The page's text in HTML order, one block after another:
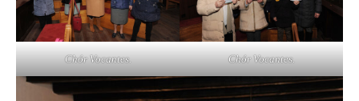
Chór Vocantes. Chór Vocantes.